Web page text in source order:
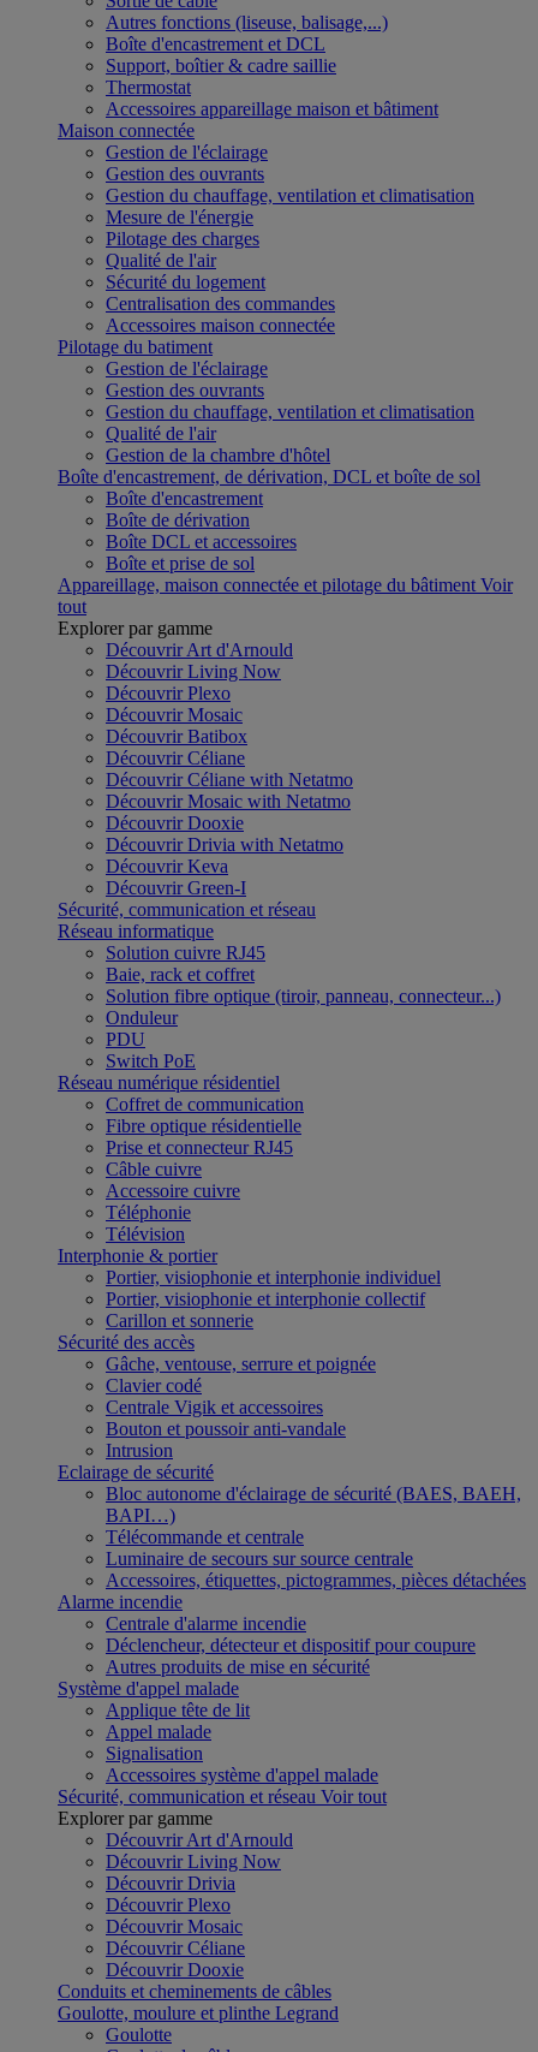
Autres fonctions (liseuse, balisage,...)
Boîte d'encastrement et DCL
Support, boîtier & cadre saillie
Thermostat
Accessoires appareillage maison et bâtiment
Maison connectée
Gestion de l'éclairage
Gestion des ouvrants
Gestion du chauffage, ventilation et climatisation
Mesure de l'énergie
Pilotage des charges
Qualité de l'air
Sécurité du logement
Centralisation des commandes
Accessoires maison connectée
Pilotage du batiment
Gestion de l'éclairage
Gestion des ouvrants
Gestion du chauffage, ventilation et climatisation
Qualité de l'air
Gestion de la chambre d'hôtel
Boîte d'encastrement, de dérivation, DCL et boîte de sol
Boîte d'encastrement
Boîte de dérivation
Boîte DCL et accessoires
Boîte et prise de sol
Appareillage, maison connectée et pilotage du bâtiment Voir
tout
Explorer par gamme
Découvrir Art d'Arnould
Découvrir Living Now
Découvrir Plexo
Découvrir Mosaic
Découvrir Batibox
Découvrir Céliane
Découvrir Céliane with Netatmo
Découvrir Mosaic with Netatmo
Découvrir Dooxie
Découvrir Drivia with Netatmo
Découvrir Keva
Découvrir Green-I
Sécurité, communication et réseau
Réseau informatique
Solution cuivre RJ45
Baie, rack et coffret
Solution fibre optique (tiroir, panneau, connecteur...)
Onduleur
PDU
Switch PoE
Réseau numérique résidentiel
Coffret de communication
Fibre optique résidentielle
Prise et connecteur RJ45
Câble cuivre
Accessoire cuivre
Téléphonie
Télévision
Interphonie & portier
Portier, visiophonie et interphonie individuel
Portier, visiophonie et interphonie collectif
Carillon et sonnerie
Sécurité des accès
Gâche, ventouse, serrure et poignée
Clavier codé
Centrale Vigik et accessoires
Bouton et poussoir anti-vandale
Intrusion
Eclairage de sécurité
Bloc autonome d'éclairage de sécurité (BAES, BAEH,
BAPI…)
Télécommande et centrale
Luminaire de secours sur source centrale
Accessoires, étiquettes, pictogrammes, pièces détachées
Alarme incendie
Centrale d'alarme incendie
Déclencheur, détecteur et dispositif pour coupure
Autres produits de mise en sécurité
Système d'appel malade
Applique tête de lit
Appel malade
Signalisation
Accessoires système d'appel malade
Sécurité, communication et réseau Voir tout
Explorer par gamme
Découvrir Art d'Arnould
Découvrir Living Now
Découvrir Drivia
Découvrir Plexo
Découvrir Mosaic
Découvrir Céliane
Découvrir Dooxie
Conduits et cheminements de câbles
Goulotte, moulure et plinthe Legrand
Goulotte